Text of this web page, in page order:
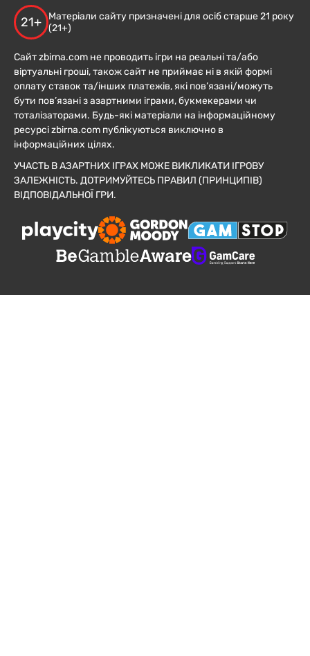
21+
Матеріали сайту призначені для осіб старше 21 року
(21+)
Сайт zbirna.com не проводить ігри на реальні та/або
віртуальні гроші, також сайт не приймає ні в якій формі
оплату ставок та/інших платежів, які пов’язані/можуть
бути пов’язані з азартними іграми, букмекерами чи
тоталізаторами. Будь-які матеріали на інформаційному
ресурсі zbirna.com публікуються виключно в
інформаційних цілях.
УЧАСТЬ В АЗАРТНИХ ІГРАХ МОЖЕ ВИКЛИКАТИ ІГРОВУ
ЗАЛЕЖНІСТЬ. ДОТРИМУЙТЕСЬ ПРАВИЛ (ПРИНЦИПІВ)
ВІДПОВІДАЛЬНОЇ ГРИ.